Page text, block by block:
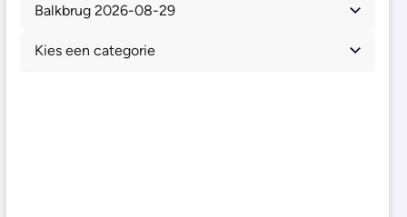
Balkbrug 2026-08-29
Kies een categorie